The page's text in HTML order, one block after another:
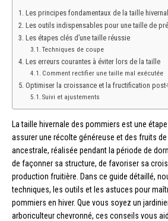
Les principes fondamentaux de la taille
Les outils indispensables pour une taille de
Les étapes clés d’une taille réussie
Techniques de coupe
Les erreurs courantes à éviter lors de la taille
Comment rectifier une taille mal exécutée
Optimiser la croissance et la fructification
Suivi et ajustements
La taille hivernale des pommiers est une
assurer une récolte généreuse et des fruits
ancestrale, réalisée pendant la période de
de façonner sa structure, de favoriser sa
production fruitière. Dans ce guide détaillé,
techniques, les outils et les astuces pour
pommiers en hiver. Que vous soyez un
arboriculteur chevronné, ces conseils vous